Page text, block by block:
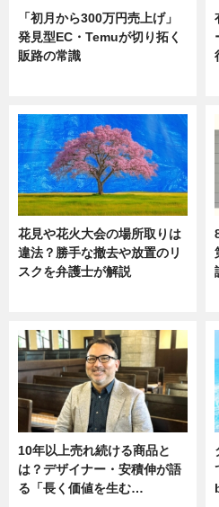
「初月から300万円売上げ」
発見型EC・Temuが切り拓く
販路の常識
花見や花火大会の場所取りは
違法？勝手な撤去や放置のリ
スクを弁護士が解説
10年以上売れ続ける商品と
は？デザイナー・安積伸が語
る「長く価値を生む…